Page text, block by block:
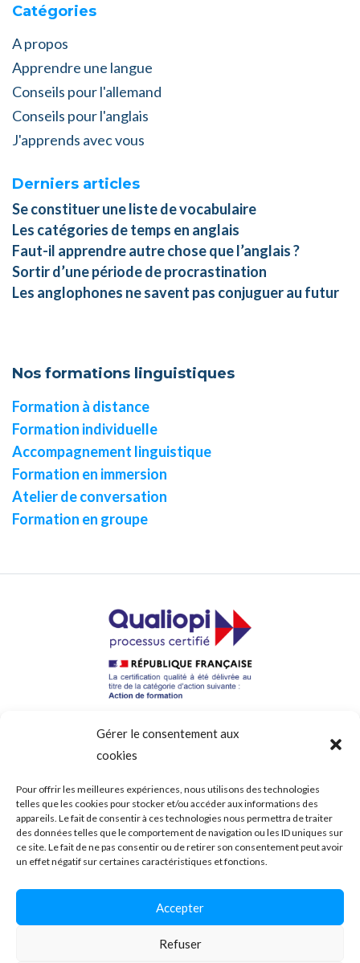
Gérer le consentement aux
cookies
Pour offrir les meilleures expériences, nous utilisons des technologies
telles que les cookies pour stocker et/ou accéder aux informations des
appareils. Le fait de consentir à ces technologies nous permettra de traiter
des données telles que le comportement de navigation ou les ID uniques sur
ce site. Le fait de ne pas consentir ou de retirer son consentement peut avoir
un effet négatif sur certaines caractéristiques et fonctions.
Accepter
Refuser
Catégories
A propos
Apprendre une langue
Conseils pour l'allemand
Conseils pour l'anglais
J'apprends avec vous
Derniers articles
Se constituer une liste de vocabulaire
Les catégories de temps en anglais
Faut-il apprendre autre chose que l’anglais ?
Sortir d’une période de procrastination
Les anglophones ne savent pas conjuguer au futur
Nos formations linguistiques
Formation à distance
Formation individuelle
Accompagnement linguistique
Formation en immersion
Atelier de conversation
Formation en groupe
Formad, centre de formation linguistique à Tours
4, La Duquerie
37390 Chanceaux sur Choisille France
Tel. 06 19 01 08 64